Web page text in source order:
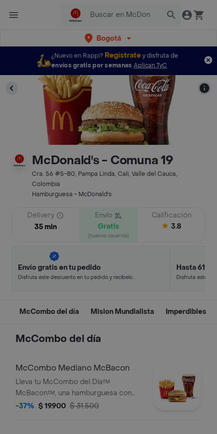
Bogotá
¿Nuevo en Rappi? Regístratey disfruta de
envíos gratis por semanas Aplican TyC
McDonald's - Comuna 19
Cra. 56 #5-80, Pampa Linda, Cali, Valle del Cauca,
Colombia
Hamburguesa - McDonald's
Delivery
35 min
Envío
Gratis
(nuevos usuarios)
Calificación
3.8
Envío gratis en tu pedido
Disfruta este descuento en tu pedido y recíbelo
Hasta 61%
Disfruta este
McCombo del día Mision Mundialista Imperdibles
McCombo del día
McCombo Mediano McBacon
Lleva tu McCombo del Día™
McBacon™, una hamburguesa con
dos jugosas carnes de res de 50 g
-37% $ 19.900 $ 31.500